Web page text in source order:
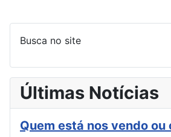
Busca no site
Últimas Notícias
Quem está nos vendo